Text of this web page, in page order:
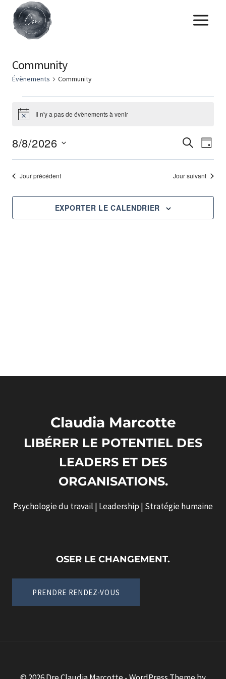
content
Community
Évènements Community
Évènements
for
août
8,
2026
Notice Il n'y a pas de évènements à venir
and
Views
JOUR
8/8/2026
Choisir
la Jour précédent Jour suivant
EXPORTER LE CALENDRIER
Claudia Marcotte
LIBÉRER LE POTENTIEL DES
LEADERS ET DES
ORGANISATIONS.
Psychologie du travail | Leadership | Stratégie humaine
OSER LE CHANGEMENT.
PRENDRE RENDEZ-VOUS